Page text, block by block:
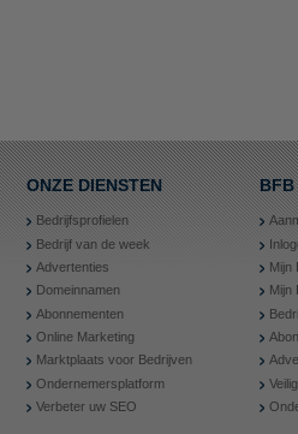
ONZE DIENSTEN
Bedrijfsprofielen
Bedrijf van de week
Advertenties
Domeinnamen
Abonnementen
Online Marketing
Marktplaats voor Bedrijven
Ondernemersplatform
Verbeter uw SEO
BFB
Mijn
Mijn